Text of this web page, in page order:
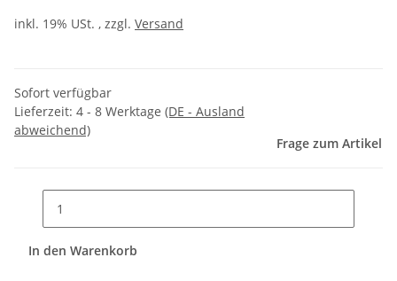
inkl. 19% USt. , zzgl. Versand
Sofort verfügbar
Lieferzeit: 4 - 8 Werktage (DE - Ausland
abweichend)
Frage zum Artikel
In den Warenkorb